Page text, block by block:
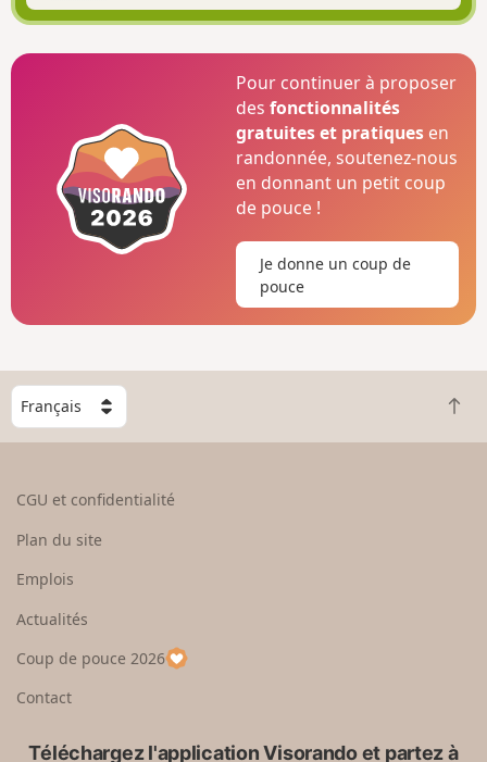
Pour continuer à proposer
desfonctionnalités
gratuites et pratiques en
randonnée, soutenez-nous
en donnant un petit coup
de pouce !
Je donne un coup de
pouce
C
h
o
e
u
p
a
R
e
CGU et confidentialité
Plan du site
Emplois
Actualités
Coup de pouce 2026
Contact
Téléchargez l'application Visorando et partez à